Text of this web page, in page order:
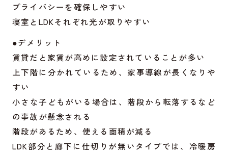
プライバシーを確保しやすい
寝室とLDKそれぞれ光が取りやすい
●デメリット
賃貸だと家賃が高めに設定されていることが多い
上下階に分かれているため、家事導線が長くなりや
すい
小さな子どもがいる場合は、階段から転落するなど
の事故が懸念される
階段があるため、使える面積が減る
LDK部分と廊下に仕切りが無いタイプでは、冷暖房